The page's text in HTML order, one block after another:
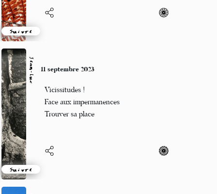
Suivre
Papouschkine
Suivre
9 septembre 2023
Prenez la vague
Soyez sans vague à l’âme
Port de la Hague